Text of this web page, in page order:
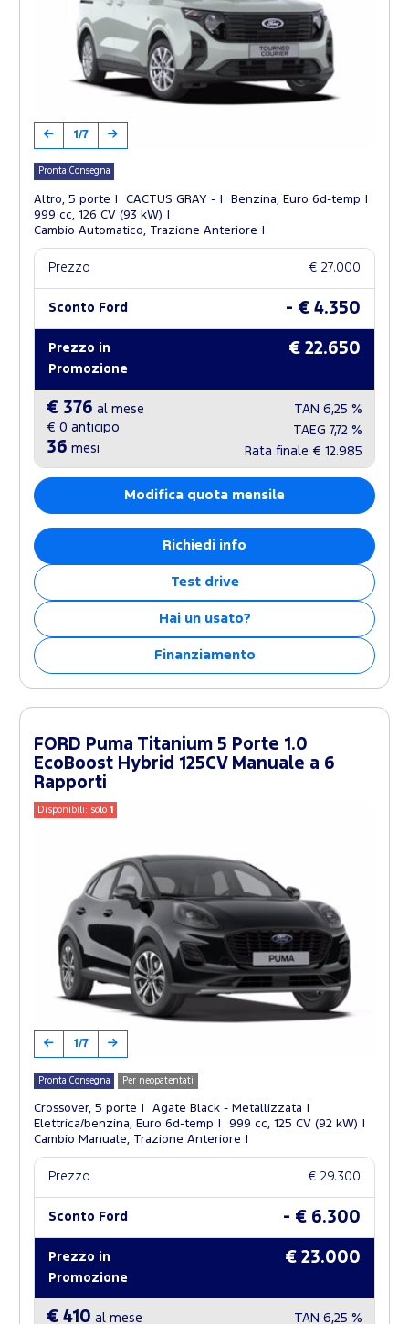
1/7
Pronta Consegna
Altro, 5 porte CACTUS GRAY -
Benzina, Euro 6d-temp
999 cc, 126 CV (93 kW)
Cambio Automatico, Trazione Anteriore
Prezzo € 27.000
Sconto Ford - € 4.350
Prezzo in
Promozione
€ 22.650
€ 376 al mese
€ 0 anticipo
36 mesi
TAN 6,25 %
TAEG 7,72 %
Rata finale € 12.985
Modifica quota mensile
Richiedi info
Test drive
Hai un usato?
Finanziamento
FORD Puma Titanium 5 Porte 1.0
EcoBoost Hybrid 125CV Manuale a 6
Rapporti
Disponibili: solo1
1/7
Pronta Consegna Per neopatentati
Crossover, 5 porte
Agate Black - Metallizzata
Elettrica/benzina, Euro 6d-temp
999 cc, 125 CV (92 kW)
Cambio Manuale, Trazione Anteriore
Prezzo € 29.300
Sconto Ford - € 6.300
Prezzo in
Promozione
€ 23.000
€ 410 al mese
TAN 6,25 %